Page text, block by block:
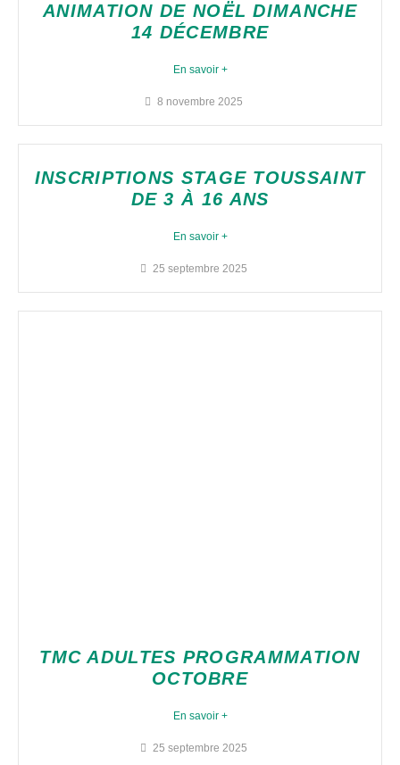
ANIMATION DE NOËL DIMANCHE
14 DÉCEMBRE
En savoir +
8 novembre 2025
INSCRIPTIONS STAGE TOUSSAINT
DE 3 À 16 ANS
En savoir +
25 septembre 2025
TMC ADULTES PROGRAMMATION
OCTOBRE
En savoir +
25 septembre 2025